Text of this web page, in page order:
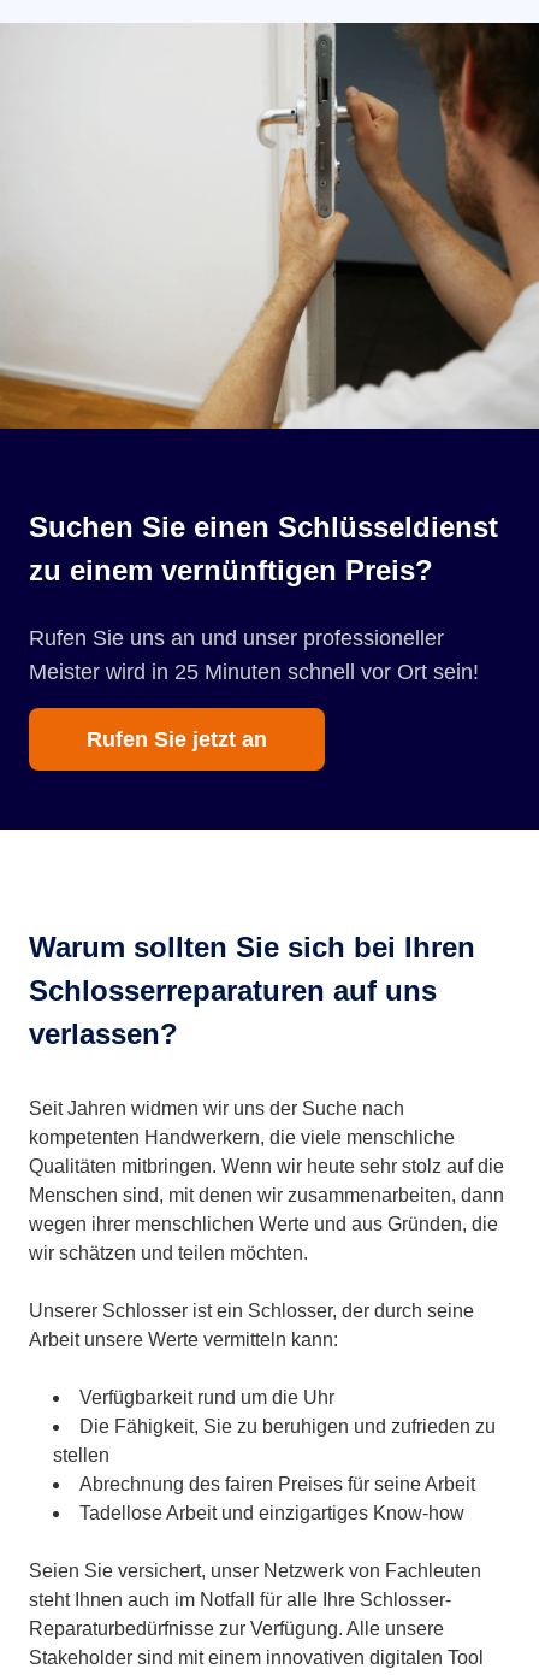
Suchen Sie einen Schlüsseldienst
zu einem vernünftigen Preis?
Rufen Sie uns an und unser professioneller
Meister wird in 25 Minuten schnell vor Ort sein!
Rufen Sie jetzt an
Warum sollten Sie sich bei Ihren
Schlosserreparaturen auf uns
verlassen?
Seit Jahren widmen wir uns der Suche nach
kompetenten Handwerkern, die viele menschliche
Qualitäten mitbringen. Wenn wir heute sehr stolz auf die
Menschen sind, mit denen wir zusammenarbeiten, dann
wegen ihrer menschlichen Werte und aus Gründen, die
wir schätzen und teilen möchten.
Unserer Schlosser ist ein Schlosser, der durch seine
Arbeit unsere Werte vermitteln kann:
Verfügbarkeit rund um die Uhr
Die Fähigkeit, Sie zu beruhigen und zufrieden zu
stellen
Abrechnung des fairen Preises für seine Arbeit
Tadellose Arbeit und einzigartiges Know-how
Seien Sie versichert, unser Netzwerk von Fachleuten
steht Ihnen auch im Notfall für alle Ihre Schlosser-
Reparaturbedürfnisse zur Verfügung. Alle unsere
Stakeholder sind mit einem innovativen digitalen Tool